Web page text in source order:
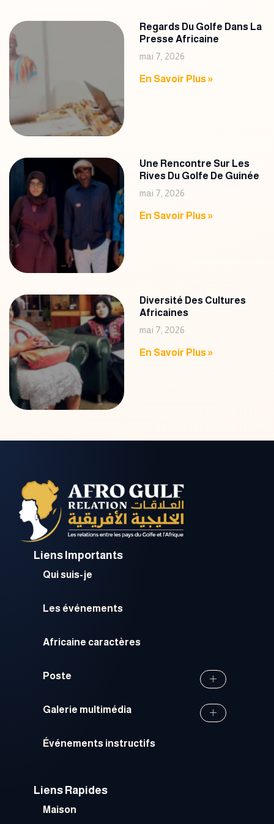
Regards Du Golfe Dans La
Presse Africaine
mai 7, 2026
En Savoir Plus »
Une Rencontre Sur Les
Rives Du Golfe De Guinée
mai 7, 2026
En Savoir Plus »
Diversité Des Cultures
Africaines
mai 7, 2026
En Savoir Plus »
Liens Importants
Qui suis-je
Les événements
Africaine caractères
Poste
Galerie multimédia
Événements instructifs
Liens Rapides
Maison